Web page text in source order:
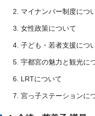
マイナンバー制度につ
女性政策について
子ども・若者支援につ
宇都宮の魅力と観光に
LRTについて
宮っ子ステーションに